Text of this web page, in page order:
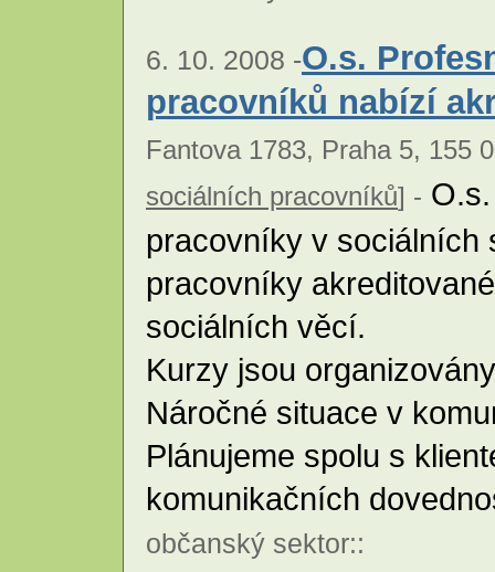
6. 10. 2008 -O.s.
pracovníků nabízí
Fantova 1783, Praha 5, 155
sociálních pracovníků] -
pracovníky v sociálních
pracovníky
sociálních věcí.
Kurzy jsou
Náročné situace v
Plánujeme spolu s
komunikačních
občanský sektor::